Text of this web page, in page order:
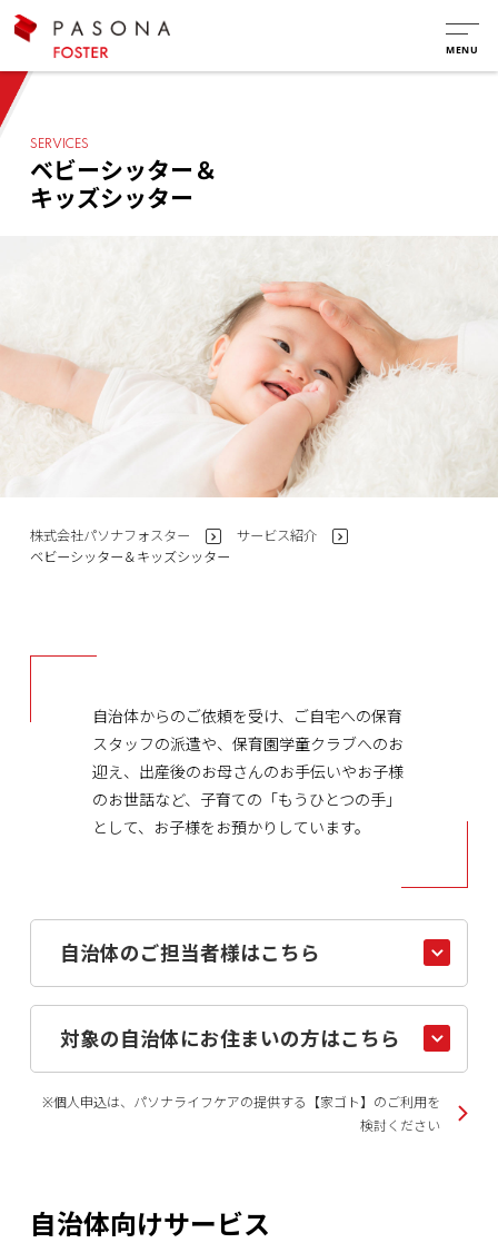
SERVICES
ベビーシッター＆
キッズシッター
株式会社パソナフォスター >サービス紹介
ベビーシッター＆キッズシッター
自治体からのご依頼を受け、ご自宅への保育
スタッフの派遣や、保育園学童クラブへのお
迎え、出産後のお母さんのお手伝いやお子様
のお世話など、子育ての「もうひとつの手」
として、お子様をお預かりしています。
自治体のご担当者様はこちら
対象の自治体にお住まいの方はこちら
※個人申込は、パソナライフケアの提供する【家ゴト】のご利用を
検討ください
自治体向けサービス